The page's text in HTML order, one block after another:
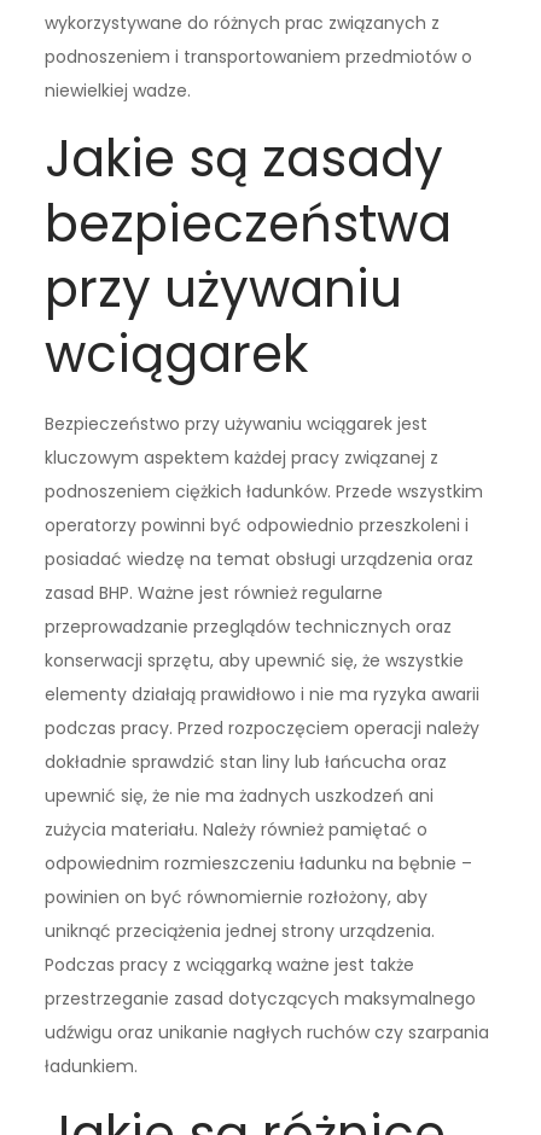
wykorzystywane do różnych prac związanych z
podnoszeniem i transportowaniem przedmiotów o
niewielkiej wadze.
Jakie są zasady
bezpieczeństwa
przy używaniu
wciągarek
Bezpieczeństwo przy używaniu wciągarek jest
kluczowym aspektem każdej pracy związanej z
podnoszeniem ciężkich ładunków. Przede wszystkim
operatorzy powinni być odpowiednio przeszkoleni i
posiadać wiedzę na temat obsługi urządzenia oraz
zasad BHP. Ważne jest również regularne
przeprowadzanie przeglądów technicznych oraz
konserwacji sprzętu, aby upewnić się, że wszystkie
elementy działają prawidłowo i nie ma ryzyka awarii
podczas pracy. Przed rozpoczęciem operacji należy
dokładnie sprawdzić stan liny lub łańcucha oraz
upewnić się, że nie ma żadnych uszkodzeń ani
zużycia materiału. Należy również pamiętać o
odpowiednim rozmieszczeniu ładunku na bębnie –
powinien on być równomiernie rozłożony, aby
uniknąć przeciążenia jednej strony urządzenia.
Podczas pracy z wciągarką ważne jest także
przestrzeganie zasad dotyczących maksymalnego
udźwigu oraz unikanie nagłych ruchów czy szarpania
ładunkiem.